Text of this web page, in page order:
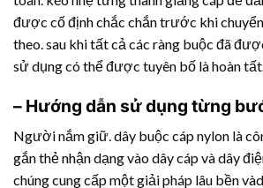
được cố định chắc chắn trước khi
theo. sau khi tất cả các ràng buộc đã
sử dụng có thể được tuyên bố là hoàn
– Hướng dẫn sử dụng từng
Người nắm giữ. dây buộc cáp nylon là
gắn thẻ nhận dạng vào dây cáp và dây
chúng cung cấp một giải pháp lâu bền